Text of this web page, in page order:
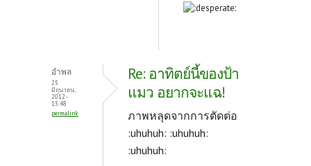
อำพล
25
มิถุนายน,
2012 -
13:48
permalink
Re: อาทิตย์นี้ของป้า
แมว อยากจะแฉ!
ภาพหลุดจากการตัดต่อ
:uhuhuh: :uhuhuh:
:uhuhuh: